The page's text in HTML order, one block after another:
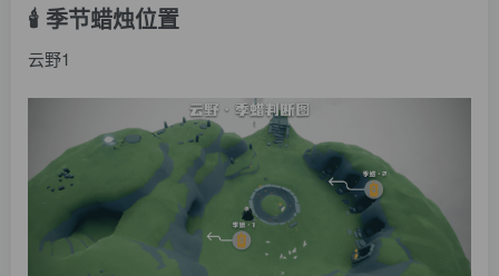
🕯️ 季节蜡烛位置
云野1